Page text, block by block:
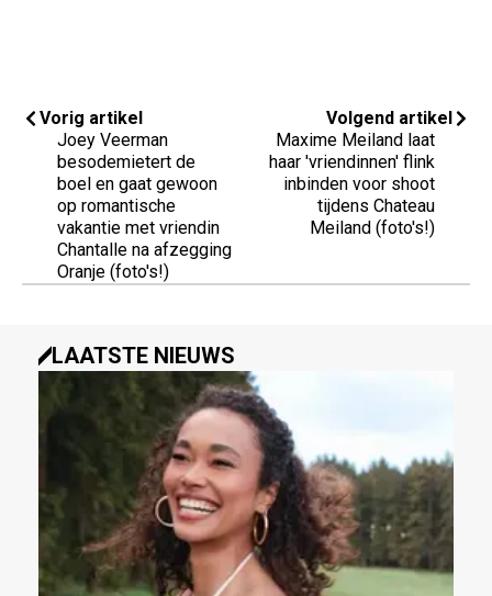
Vorig artikel
Joey Veerman
besodemietert de
boel en gaat gewoon
op romantische
vakantie met vriendin
Chantalle na afzegging
Oranje (foto's!)
Volgend artikel
Maxime Meiland laat
haar 'vriendinnen' flink
inbinden voor shoot
tijdens Chateau
Meiland (foto's!)
LAATSTE NIEUWS